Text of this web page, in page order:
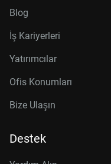
Blog
İş Kariyerleri
Yatırımcılar
Ofis Konumları
Bize Ulaşın
Destek